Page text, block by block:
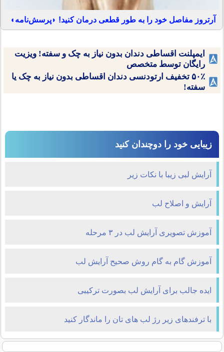
آرتروز مفاصل خود را به طور قطعی درمان کنید! ◗پرسش‌نامه◖
ایمپلنت اقساطی دندان بدون نیاز به چک و سفته! ویزیت
رایگان توسط متخصص
۵۰٪ تخفیف ارتودنسی دندان اقساطی بدون نیاز به چک یا
سفته!
زیبایی خود را دوچندان کنید
آرایش لبی زیبا با نکات زیر
آرایش و اصلاح لب
آموزش تصویری آرایش لب در ۳ مرحله
آموزش گام به گام روش صحیح آرایش لب
ایده جالب برای آرایش لب بصورت ترکیبی
با ترفندهای زیر رژ لب های تان را ماندگار کنید